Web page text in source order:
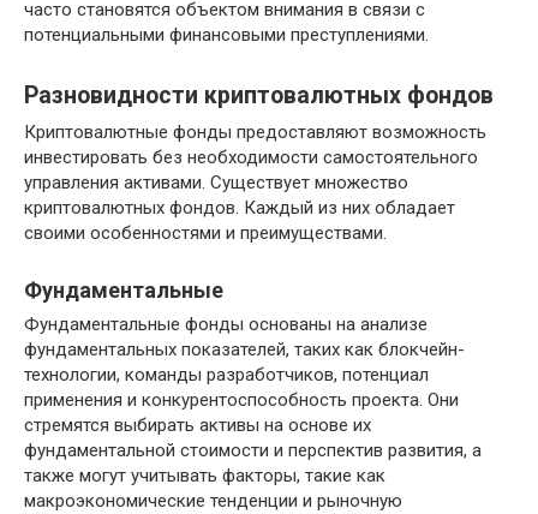
часто становятся объектом внимания в связи с
потенциальными финансовыми преступлениями.
Разновидности криптовалютных фондов
Криптовалютные фонды предоставляют возможность
инвестировать без необходимости самостоятельного
управления активами. Существует множество
криптовалютных фондов. Каждый из них обладает
своими особенностями и преимуществами.
Фундаментальные
Фундаментальные фонды основаны на анализе
фундаментальных показателей, таких как блокчейн-
технологии, команды разработчиков, потенциал
применения и конкурентоспособность проекта. Они
стремятся выбирать активы на основе их
фундаментальной стоимости и перспектив развития, а
также могут учитывать факторы, такие как
макроэкономические тенденции и рыночную